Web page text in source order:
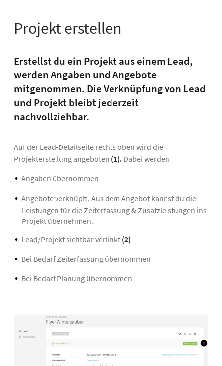
Projekt erstellen
Erstellst du ein Projekt aus einem Lead,
werden Angaben und Angebote
mitgenommen. Die Verknüpfung von Lead
und Projekt bleibt jederzeit
nachvollziehbar.
Auf der Lead-Detailseite rechts oben wird die
Projekterstellung angeboten (1). Dabei werden
Angaben übernommen
Angebote verknüpft. Aus dem Angebot kannst du die
Leistungen für die Zeiterfassung & Zusatzleistungen ins
Projekt übernehmen.
Lead/Projekt sichtbar verlinkt (2)
Bei Bedarf Zeiterfassung übernommen
Bei Bedarf Planung übernommen